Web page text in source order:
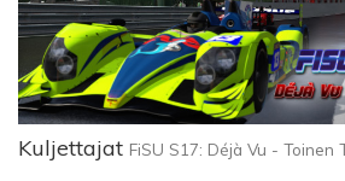
Kuljettajat FiSU S17: Déjà Vu - Toinen